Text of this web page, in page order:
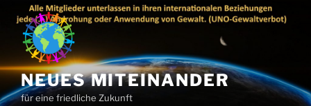
Inhalt
springen
NEUES MITEINANDER
für eine friedliche Zukunft